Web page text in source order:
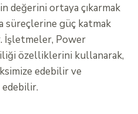
değerini ortaya çıkarmak
süreçlerine güç katmak
İşletmeler, Power
özelliklerini kullanarak,
edebilir ve